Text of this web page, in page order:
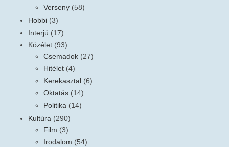
Verseny (58)
Hobbi (3)
Interjú (17)
Közélet (93)
Csemadok (27)
Hitélet (4)
Kerekasztal (6)
Oktatás (14)
Politika (14)
Kultúra (290)
Film (3)
Irodalom (54)